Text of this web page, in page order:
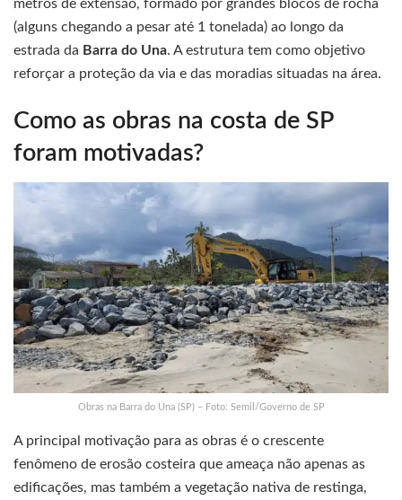
metros de extensão, formado por grandes blocos de rocha
(alguns chegando a pesar até 1 tonelada) ao longo da
estrada da Barra do Una. A estrutura tem como objetivo
reforçar a proteção da via e das moradias situadas na área.
Como as obras na costa de SP
foram motivadas?
Obras na Barra do Una (SP) – Foto: Semil/Governo de SP
A principal motivação para as obras é o crescente
fenômeno de erosão costeira que ameaça não apenas as
edificações, mas também a vegetação nativa de restinga,